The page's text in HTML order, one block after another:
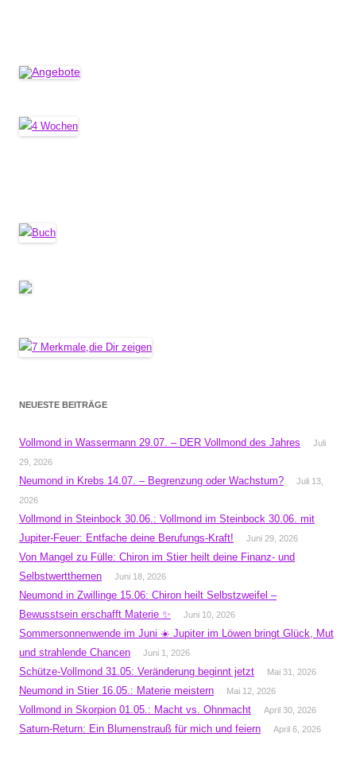
NEUESTE BEITRÄGE
Vollmond in Wassermann 29.07. – DER Vollmond des Jahres
Juli
29, 2026
Neumond in Krebs 14.07. – Begrenzung oder Wachstum?
Juli 13,
2026
Vollmond in Steinbock 30.06.: Vollmond im Steinbock 30.06. mit
Jupiter-Feuer: Entfache deine Berufungs-Kraft!
Juni 29, 2026
Von Mangel zu Fülle: Chiron im Stier heilt deine Finanz- und
Selbstwertthemen
Juni 18, 2026
Neumond in Zwillinge 15.06: Chiron heilt Selbstzweifel –
Bewusstsein erschafft Materie ✨
Juni 10, 2026
Sommersonnenwende im Juni ☀️ Jupiter im Löwen bringt Glück, Mut
und strahlende Chancen
Juni 1, 2026
Schütze-Vollmond 31.05: Veränderung beginnt jetzt Mai 31, 2026
Neumond in Stier 16.05.: Materie meistern Mai 12, 2026
Vollmond in Skorpion 01.05.: Macht vs. Ohnmacht April 30, 2026
Saturn-Return: Ein Blumenstrauß für mich und feiern April 6, 2026